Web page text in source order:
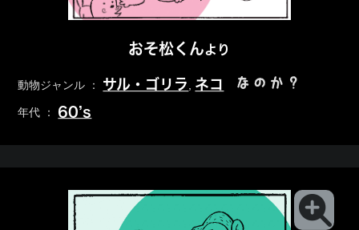
おそ松くんより
動物ジャンル ： サル・ゴリラ ネコ なのか？
年代 ： 60’s